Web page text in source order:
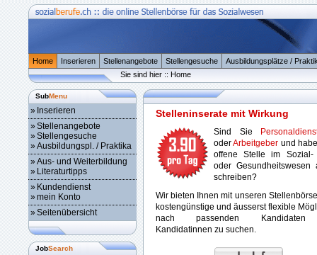
Home Inserieren Stellenangebote Stellengesuche
Ausbildungsplätze /
Sie sind hier :: Home
SubMenu
» Inserieren
»Stellenangebote
»Stellengesuche
»Ausbildungspl. / Praktika
»Aus- und Weiterbildung
» Literaturtipps
» Kundendienst
»mein Konto
»Seitenübersicht
JobSearch
Stelleninserate mit Wirkung
Sind Sie
oderArbeitgeber und
offene Stelle im
oder Gesundheitswesen
schreiben?
Wir bieten Ihnen mit unseren
kostengünstige und äusserst flexible
nach passenden
Kandidatinnen zu suchen.